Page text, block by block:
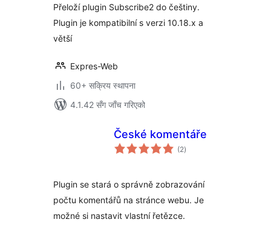
Přeloží plugin Subscribe2 do češtiny.
Plugin je kompatibilní s verzi 10.18.x a
větší
Expres-Web
60+ सक्रिय स्थापना
4.1.42 सँग जाँच गरिएको
České komentáře
(2कुल
रेटिङ्गहरू
)
Plugin se stará o správně zobrazování
počtu komentářů na stránce webu. Je
možné si nastavit vlastní řetězce.